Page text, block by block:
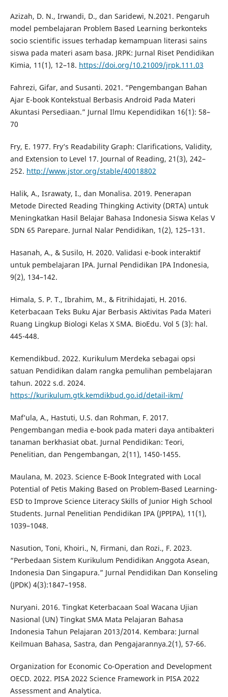
Azizah, D. N., Irwandi, D., dan Saridewi, N.2021. Pengaruh
model pembelajaran Problem Based Learning berkonteks
socio scientific issues terhadap kemampuan literasi sains
siswa pada materi asam basa. JRPK: Jurnal Riset Pendidikan
Kimia, 11(1), 12–18. https://doi.org/10.21009/jrpk.111.03
Fahrezi, Gifar, and Susanti. 2021. “Pengembangan Bahan
Ajar E-book Kontekstual Berbasis Android Pada Materi
Akuntasi Persediaan.” Jurnal Ilmu Kependidikan 16(1): 58–
70
Fry, E. 1977. Fry’s Readability Graph: Clarifications, Validity,
and Extension to Level 17. Journal of Reading, 21(3), 242–
252. http://www.jstor.org/stable/40018802
Halik, A., Israwaty, I., dan Monalisa. 2019. Penerapan
Metode Directed Reading Thingking Activity (DRTA) untuk
Meningkatkan Hasil Belajar Bahasa Indonesia Siswa Kelas V
SDN 65 Parepare. Jurnal Nalar Pendidikan, 1(2), 125–131.
Hasanah, A., & Susilo, H. 2020. Validasi e-book interaktif
untuk pembelajaran IPA. Jurnal Pendidikan IPA Indonesia,
9(2), 134–142.
Himala, S. P. T., Ibrahim, M., & Fitrihidajati, H. 2016.
Keterbacaan Teks Buku Ajar Berbasis Aktivitas Pada Materi
Ruang Lingkup Biologi Kelas X SMA. BioEdu. Vol 5 (3): hal.
445-448.
Kemendikbud. 2022. Kurikulum Merdeka sebagai opsi
satuan Pendidikan dalam rangka pemulihan pembelajaran
tahun. 2022 s.d. 2024.
https://kurikulum.gtk.kemdikbud.go.id/detail-ikm/
Maf’ula, A., Hastuti, U.S. dan Rohman, F. 2017.
Pengembangan media e-book pada materi daya antibakteri
tanaman berkhasiat obat. Jurnal Pendidikan: Teori,
Penelitian, dan Pengembangan, 2(11), 1450-1455.
Maulana, M. 2023. Science E‑Book Integrated with Local
Potential of Petis Making Based on Problem‑Based Learning-
ESD to Improve Science Literacy Skills of Junior High School
Students. Jurnal Penelitian Pendidikan IPA (JPPIPA), 11(1),
1039–1048.
Nasution, Toni, Khoiri., N, Firmani, dan Rozi., F. 2023.
“Perbedaan Sistem Kurikulum Pendidikan Anggota Asean,
Indonesia Dan Singapura.” Jurnal Pendidikan Dan Konseling
(JPDK) 4(3):1847–1958.
Nuryani. 2016. Tingkat Keterbacaan Soal Wacana Ujian
Nasional (UN) Tingkat SMA Mata Pelajaran Bahasa
Indonesia Tahun Pelajaran 2013/2014. Kembara: Jurnal
Keilmuan Bahasa, Sastra, dan Pengajarannya.2(1), 57-66.
Organization for Economic Co-Operation and Development
OECD. 2022. PISA 2022 Science Framework in PISA 2022
Assessment and Analytica.